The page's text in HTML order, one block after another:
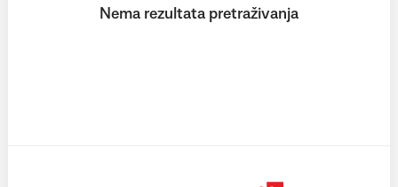
Nema rezultata pretraživanja